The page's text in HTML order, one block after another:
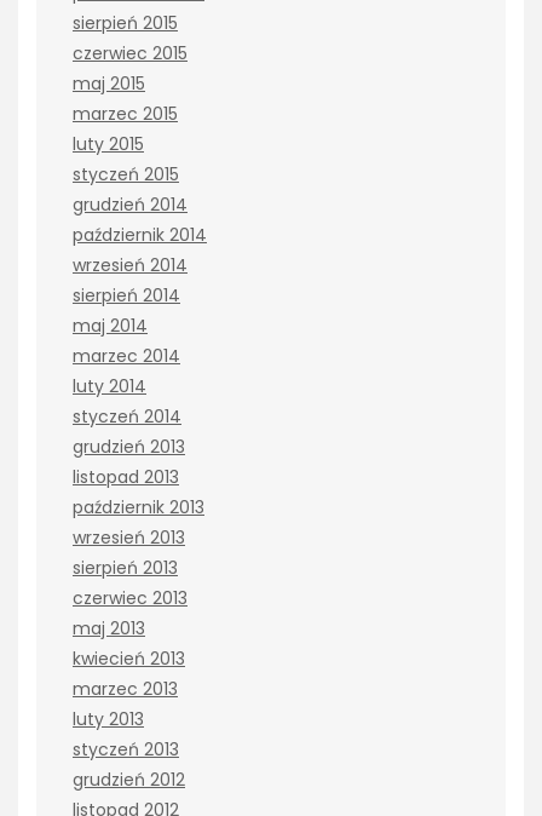
sierpień 2015
czerwiec 2015
maj 2015
marzec 2015
luty 2015
styczeń 2015
grudzień 2014
październik 2014
wrzesień 2014
sierpień 2014
maj 2014
marzec 2014
luty 2014
styczeń 2014
grudzień 2013
listopad 2013
październik 2013
wrzesień 2013
sierpień 2013
czerwiec 2013
maj 2013
kwiecień 2013
marzec 2013
luty 2013
styczeń 2013
grudzień 2012
listopad 2012